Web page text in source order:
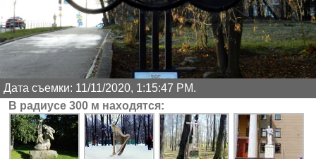
Дата съемки: 11/11/2020, 1:15:47 PM.
В радиусе 300 м находятся: